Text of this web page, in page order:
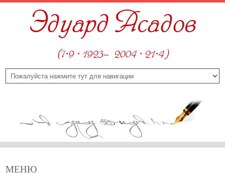
Эдуард Асадов
(7·9 · 1923—2004 · 21·4)
МЕНЮ